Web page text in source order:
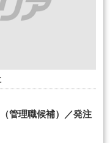
管理職候補）／発注